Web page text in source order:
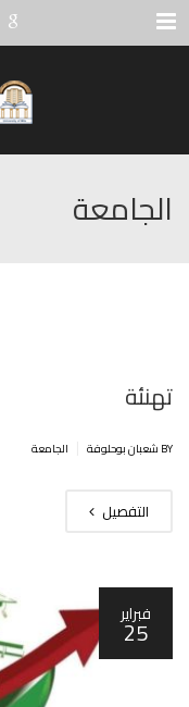
Menu
الجامعة
تهنئة
BY شعبان بوحلوفة الجامعة
التفصيل
فبراير
25